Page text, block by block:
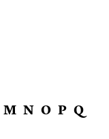
M N O P Q